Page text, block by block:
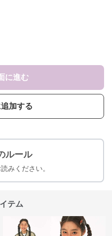
に進む
加する
ルール
みください。
テム